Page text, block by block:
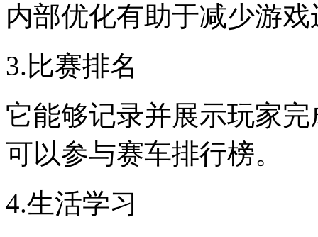
内部优化有助于减少游
3.比赛排名
它能够记录并展示玩家
可以参与赛车排行榜。
4.生活学习